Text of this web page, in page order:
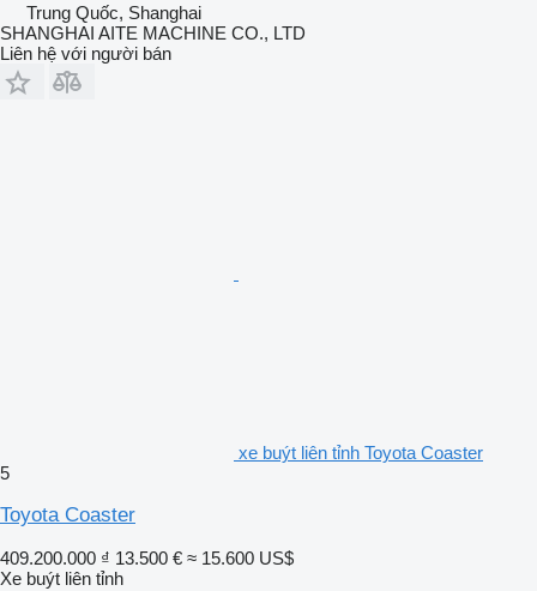
Trung Quốc, Shanghai
SHANGHAI AITE MACHINE CO., LTD
Liên hệ với người bán
xe buýt liên tỉnh Toyota Coaster
5
Toyota Coaster
409.200.000 ₫ 13.500 € ≈ 15.600 US$
Xe buýt liên tỉnh